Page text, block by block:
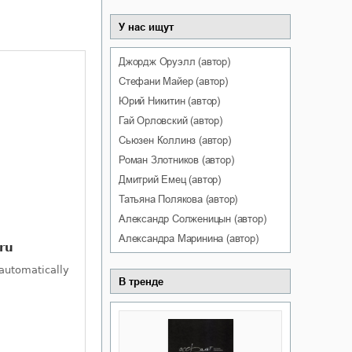
У нас ищут
Джордж Оруэлл (автор)
Стефани Майер(автор)
Юрий Никитин(автор)
Гай Орловский(автор)
Сьюзен Коллинз (автор)
Роман Злотников (автор)
Дмитрий Емец(автор)
Татьяна Полякова(автор)
Александр Солженицын (автор)
Александра Маринина (автор)
В тренде